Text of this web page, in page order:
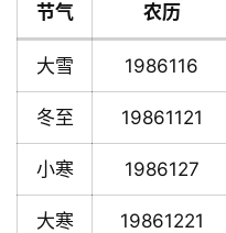
节气 农历
大雪 1986116
冬至 19861121
小寒 1986127
大寒 19861221